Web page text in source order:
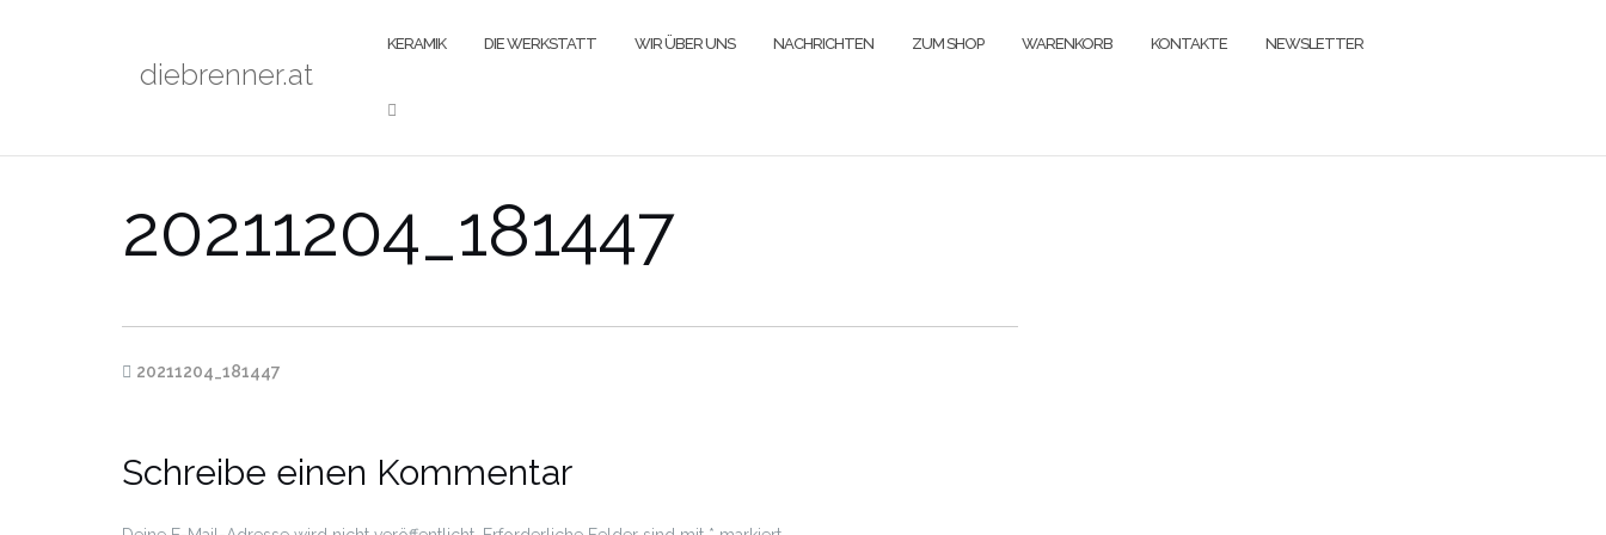
diebrenner.at
KERAMIK DIE WERKSTATT WIR ÜBER UNS NACHRICHTEN ZUM SHOP WARENKORB KONTAKTE NEWSLETTER
20211204_181447
20211204_181447
Schreibe einen Kommentar